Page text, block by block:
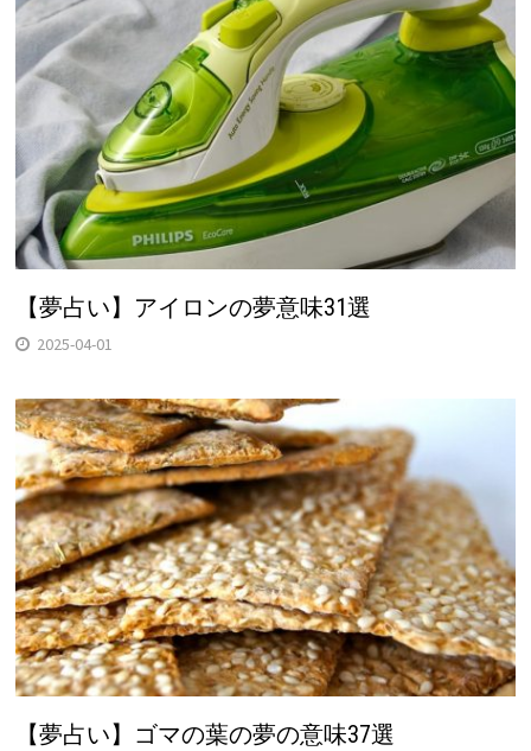
【夢占い】アイロンの夢意味31選
2025-04-01
【夢占い】ゴマの葉の夢の意味37選